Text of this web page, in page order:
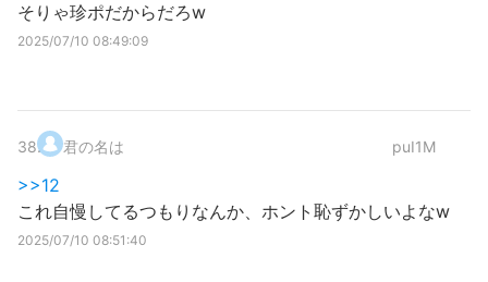
そりゃ珍ポだからだろw
2025/07/10 08:49:09
38. 君の名は puI1M
>>12
これ自慢してるつもりなんか、ホント恥ずかしいよなw
2025/07/10 08:51:40